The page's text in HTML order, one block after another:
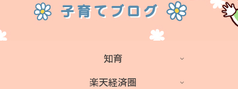
知育
楽天経済圏